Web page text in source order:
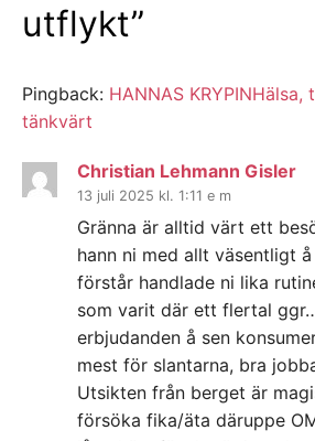
utflykt”
Pingback: HANNAS
tänkvärt
Christian Lehmann Gisler
13 juli 2025 kl. 1:11 e m
Gränna är alltid värt ett
hann ni med allt väsentligt
förstår handlade ni lika
som varit där ett flertal
erbjudanden å sen
mest för slantarna, bra
Utsikten från berget är
försöka fika/äta däruppe